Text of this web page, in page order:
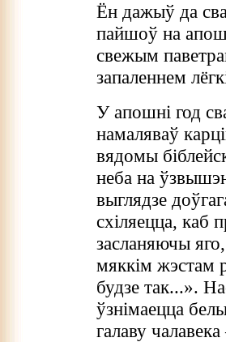
Ён дажыў да
пайшоў на
свежым
запаленнем
У апошні год
намаляваў
вядомы
неба на
выглядзе
схіляецца, каб
засланяючы
мяккім жэстам
будзе так...».
ўзнімаецца
галаву